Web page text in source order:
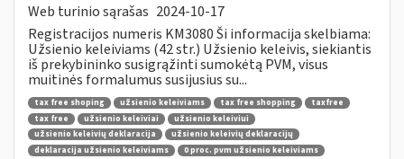
Web turinio sąrašas 2024-10-17
Registracijos numeris KM3080 Ši informacija skelbiama:
Užsienio keleiviams (42 str.) Užsienio keleivis, siekiantis
iš prekybininko susigrąžinti sumokėtą PVM, visus
muitinės formalumus susijusius su...
tax free shoping užsienio keleiviams tax free shopping
taxfree
tax free
užsienio keleiviai
užsienio keleiviui
užsienio keleivių deklaracija
užsienio keleivių deklaracijų
deklaracija užsienio keleiviams
0 proc. pvm užsienio keleiviams